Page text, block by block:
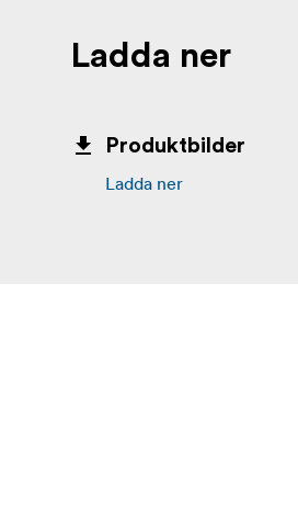
Ladda ner
Produktbilder
Ladda ner